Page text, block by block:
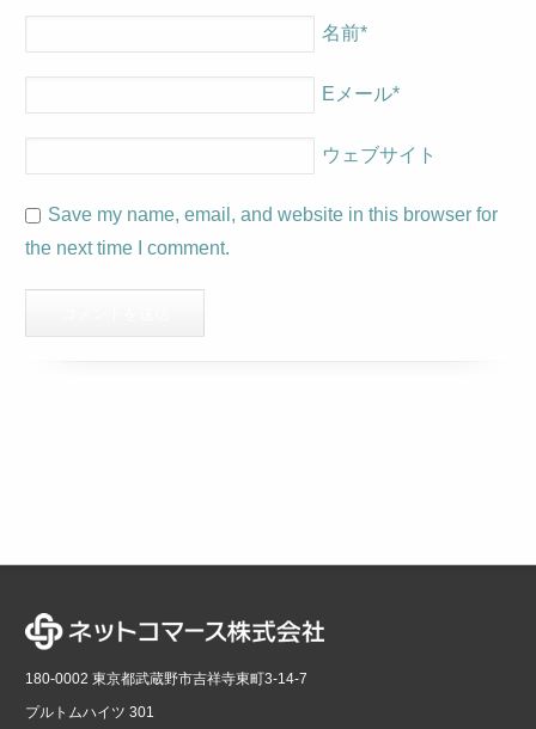
名前*
Eメール*
ウェブサイト
Save my name, email, and website in this browser for
the next time I comment.
180-0002 東京都武蔵野市吉祥寺東町3-14-7
プルトムハイツ 301